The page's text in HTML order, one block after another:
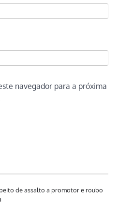
navegador para a próxima
de assalto a promotor e roubo